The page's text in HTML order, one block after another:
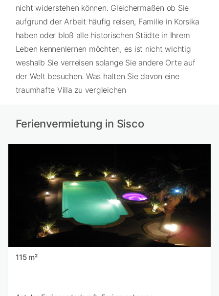
nicht widerstehen können. Gleichermaßen ob Sie
aufgrund der Arbeit häufig reisen, Familie in Korsika
haben oder bloß alle historischen Städte in Ihrem
Leben kennenlernen möchten, es ist nicht wichtig
weshalb Sie verreisen solange Sie andere Orte auf
der Welt besuchen. Was halten Sie davon eine
traumhafte Villa zu vergleichen
Ferienvermietung in Sisco
115 m²